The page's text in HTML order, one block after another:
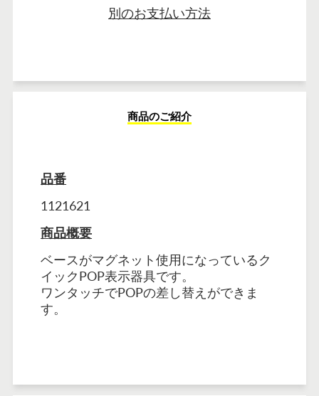
別のお支払い方法
商品のご紹介
品番
1121621
商品概要
ベースがマグネット使用になっているク
イックPOP表示器具です。
ワンタッチでPOPの差し替えができま
す。